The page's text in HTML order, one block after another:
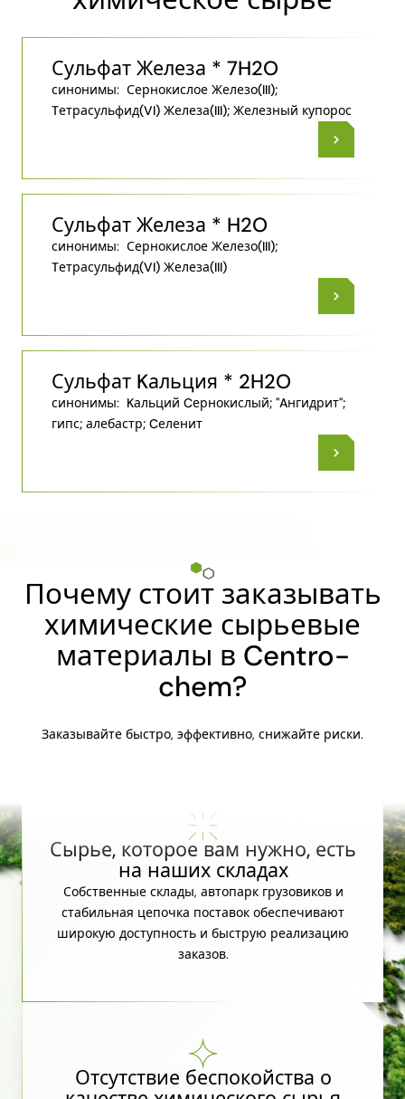
Сульфат Железа * 7H2O
синонимы: Сернокислое Железо(III);
Tетрасульфид(VI) Железа(III); Железный купорос
Сульфат Железа * H2O
синонимы: Сернокислое Железо(III);
Tетрасульфид(VI) Железа(III)
Сульфат Kальция * 2H2O
синонимы: Kальций Cернокислый; "Aнгидрит";
гипс; алебастр; Cеленит
Почему стоит заказывать
химические сырьевые
материалы в Centro-
chem?
Заказывайте быстро, эффективно, снижайте риски.
Сырье, которое вам нужно, есть
на наших складах
Собственные склады, автопарк грузовиков и
стабильная цепочка поставок обеспечивают
широкую доступность и быструю реализацию
заказов.
Отсутствие беспокойства о